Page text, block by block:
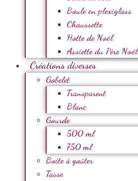
Boule en plexiglass
Chaussette
Hotte de Noël
Assiette du Père Noël
Créations diverses
Gobelet
Transparent
Blanc
Gourde
500 ml
750 ml
Boite à goûter
Tasse